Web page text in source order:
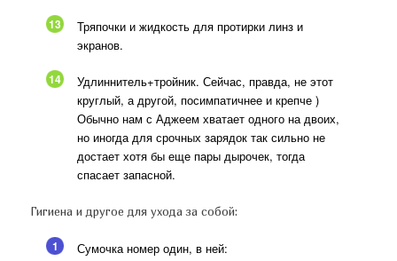
Тряпочки и жидкость для протирки линз и
экранов.
13
Удлиннитель+тройник. Сейчас, правда, не этот
круглый, а другой, посимпатичнее и крепче )
Обычно нам с Аджеем хватает одного на двоих,
но иногда для срочных зарядок так сильно не
достает хотя бы еще пары дырочек, тогда
спасает запасной.
14
Гигиена и другое для ухода за собой:
Сумочка номер один, в ней:
1